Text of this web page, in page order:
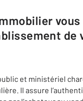
et ministériel
Il assure